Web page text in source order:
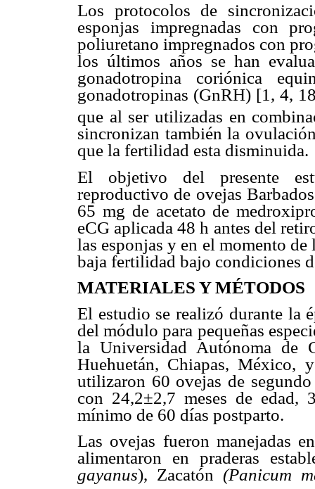
Los protocolos de
esponjas impregnadas con
poliuretano impregnados con
los últimos años se han
gonadotropina coriónica
gonadotropinas (GnRH) [1, 4,
que al ser utilizadas en
sincronizan también la
que la fertilidad esta disminuida.
El objetivo del presente
reproductivo de ovejas
65 mg de acetato de
eCG aplicada 48 h antes del
las esponjas y en el momento
baja fertilidad bajo condiciones
MATERIALES Y MÉTODOS
El estudio se realizó durante la
del módulo para pequeñas
la Universidad Autónoma de
Huehuetán, Chiapas, México,
utilizaron 60 ovejas de
con 24,2±2,7 meses de
mínimo de 60 días postparto.
Las ovejas fueron manejadas
alimentaron en praderas
gayanus), Zacatón (Panicum